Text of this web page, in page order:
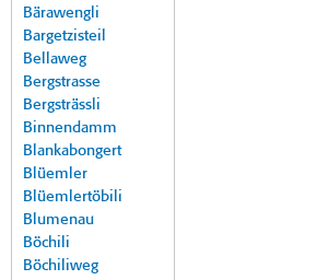
Bärawengli
Bargetzisteil
Bellaweg
Bergstrasse
Bergsträssli
Binnendamm
Blankabongert
Blüemler
Blüemlertöbili
Blumenau
Böchili
Böchiliweg